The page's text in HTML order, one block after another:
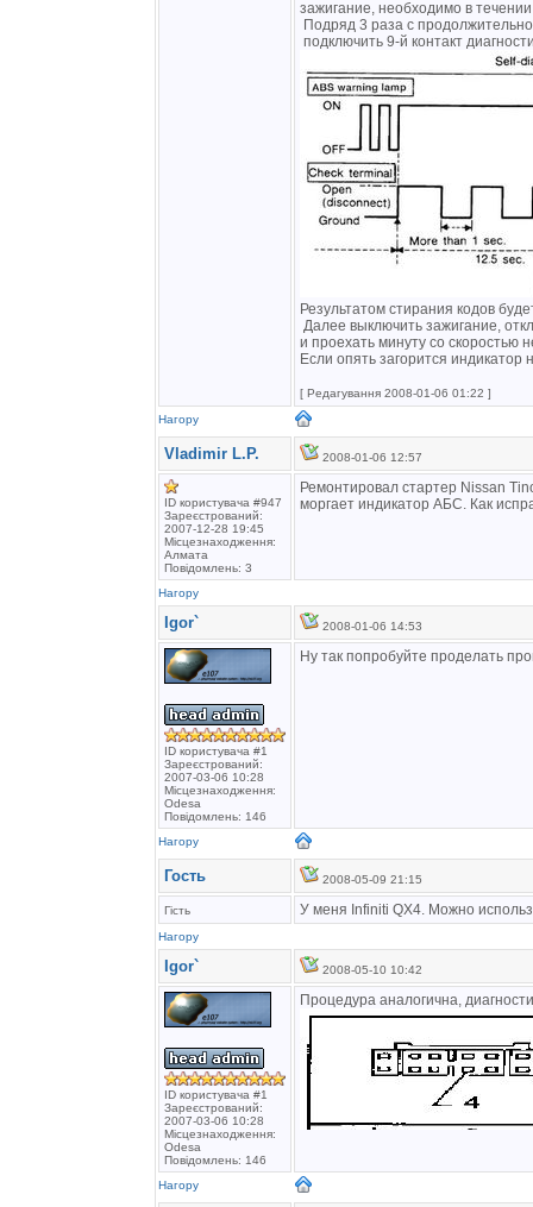
зажигание, необходимо в
Подряд 3 раза с
подключить 9-й контакт
Результатом стирания кодов
Далее выключить зажигание,
и проехать минуту со скоростью
Если опять загорится индикатор
[ Редагування 2008-01-06 01:22 ]
Нагору
Vladimir L.P. 2008-01-06 12:57
ID користувача #947
Зареєстрований:
2007-12-28 19:45
Місцезнаходження:
Алмата
Повідомлень: 3
Ремонтировал стартер Nissan
моргает индикатор АБС. Как
Нагору
Igor` 2008-01-06 14:53
ID користувача #1
Зареєстрований:
2007-03-06 10:28
Місцезнаходження:
Odesa
Повідомлень: 146
Ну так попробуйте проделать
Нагору
Гость 2008-05-09 21:15
Гість У меня Infiniti QX4. Можно
Нагору
Igor` 2008-05-10 10:42
ID користувача #1
Зареєстрований:
2007-03-06 10:28
Місцезнаходження:
Odesa
Повідомлень: 146
Процедура аналогична,
Нагору